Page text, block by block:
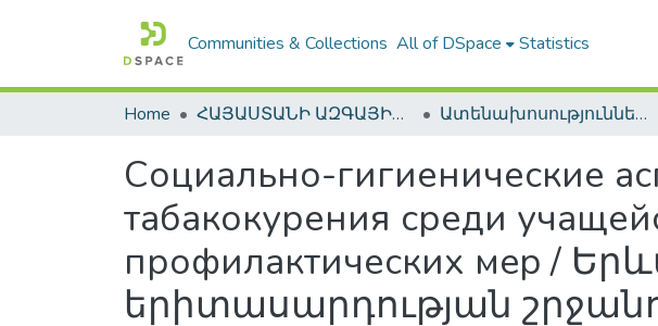
Communities & Collections All of DSpace Statistics
Home ՀԱՅԱՍՏԱՆԻ ԱԶԳԱՅԻՆ ԳՐԱԴԱՐԱՆԻ ԹՎԱՅԻՆ ՊԱՀՈՑ / DIGITAL REPOSITORY OF NLA Ատենախոսություններ և սեղմագրեր / Theses & Abstracts
Социально-гигиенические
табакокурения среди
профилактических мep /
երիտասարդության